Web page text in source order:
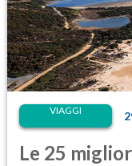
VIAGGI
Le 25